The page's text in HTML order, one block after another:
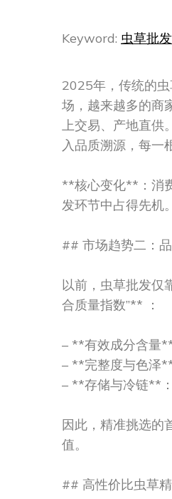
Keyword: 虫草批发
2025年，传统的
场，越来越多的商
上交易、产地直供
入品质溯源，每一
**核心变化**：消
发环节中占得先机。
## 市场趋势二：品
以前，虫草批发仅
合质量指数”** ：
– **有效成分含量
– **完整度与色泽
– **存储与冷链**
因此，精准挑选的
值。
## 高性价比虫草